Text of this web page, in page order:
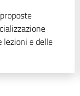
lezioni e delle